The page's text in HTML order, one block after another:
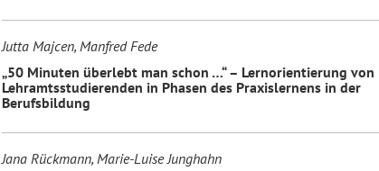
Jutta Majcen, Manfred Fede
„50 Minuten überlebt man schon …“ – Lernorientierung von
Lehramtsstudierenden in Phasen des Praxislernens in der
Berufsbildung
Jana Rückmann, Marie-Luise Junghahn